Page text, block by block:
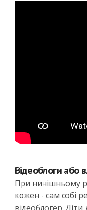
Відеоблоги або
При нинішньому
кожен - сам собі
відеоблогер. Діти